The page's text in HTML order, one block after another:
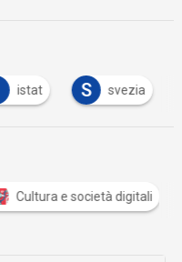
istat S svezia
Cultura e società digitali